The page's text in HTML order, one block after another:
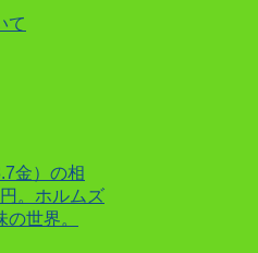
て
金）の相
。ホルムズ
世界。